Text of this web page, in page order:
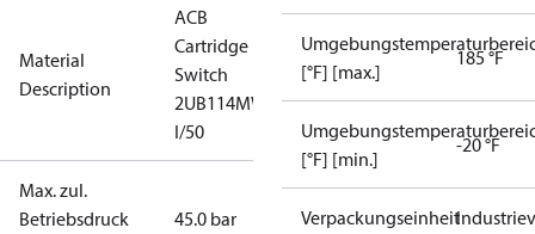
Material
Description
ACB
Cartridge
Switch
2UB114MW
I/50
Max. zul.
Betriebsdruck
45.0 bar
[°F] [max.]
185 °F
[°F] [min.]
-20 °F
Verpackungseinheit